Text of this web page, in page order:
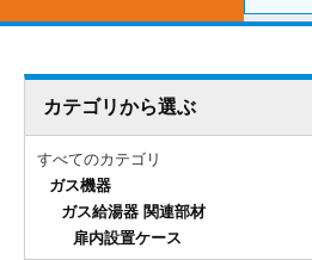
カテゴリから選ぶ
すべてのカテゴリ
ガス機器
ガス給湯器 関連部材
扉内設置ケース